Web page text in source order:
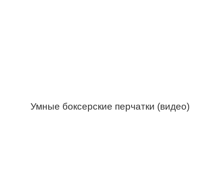
Умные боксерские перчатки (видео)